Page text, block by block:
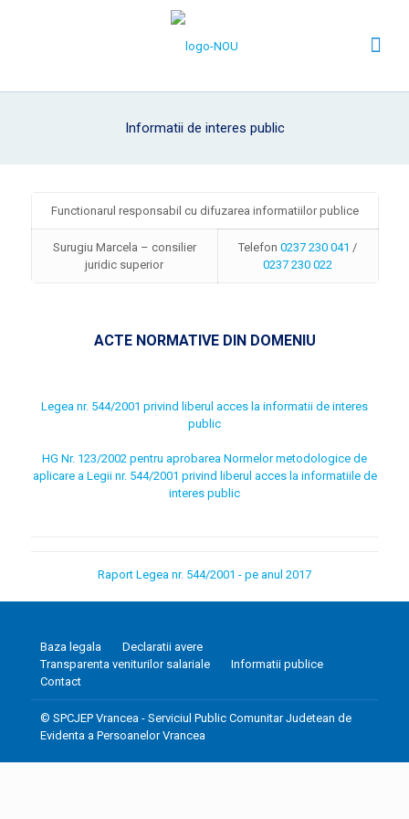
Informatii de interes public
Functionarul responsabil cu difuzarea informatiilor publice
Surugiu Marcela – consilier
juridic superior
Telefon 0237 230 041 /
0237 230 022
ACTE NORMATIVE DIN DOMENIU
Legea nr. 544/2001 privind liberul acces la informatii de interes
public
HG Nr. 123/2002 pentru aprobarea Normelor metodologice de
aplicare a Legii nr. 544/2001 privind liberul acces la informatiile de
interes public
Raport Legea nr. 544/2001 - pe anul 2017
Baza legala
Declaratii avere
Transparenta veniturilor salariale
Informatii publice
Contact
© SPCJEP Vrancea - Serviciul Public Comunitar Judetean de
Evidenta a Persoanelor Vrancea